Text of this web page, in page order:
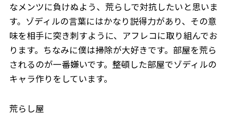
なメンツに負けぬよう、荒らしで対抗したいと思いま
す。ゾディルの言葉にはかなり説得力があり、その意
味を相手に突き刺すように、アフレコに取り組んでお
ります。ちなみに僕は掃除が大好きです。部屋を荒ら
されるのが一番嫌いです。整頓した部屋でゾディルの
キャラ作りをしています。
荒らし屋